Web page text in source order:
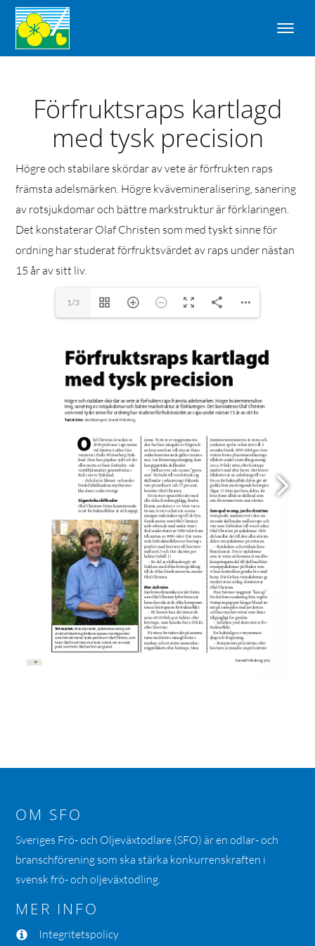
Förfruktsraps kartlagd
med tysk precision
Högre och stabilare skördar av vete är förfrukten raps
främsta adelsmärken. Högre kvävemineralisering, sanering
av rotsjukdomar och bättre markstruktur är förklaringen.
Det konstaterar Olaf Christen som med tyskt sinne för
ordning har studerat förfruktsvärdet av raps under nästan
15 år av sitt liv.
1/3
OM SFO
Sveriges Frö- och Oljeväxtodlare (SFO) är en odlar- och
branschförening som ska stärka konkurrenskraften i
svensk frö- och oljeväxtodling.
MER INFO
Integritetspolicy